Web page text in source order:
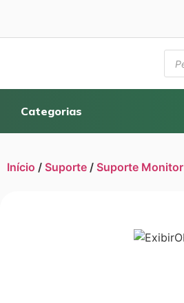
Categorias
Início / Suporte / Suporte Monitor